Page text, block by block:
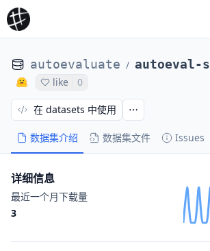
autoevaluate /
like 0
数据集介绍 数据集文件 Issues
在 datasets 中使用
详细信息
最近一个月下载量
3